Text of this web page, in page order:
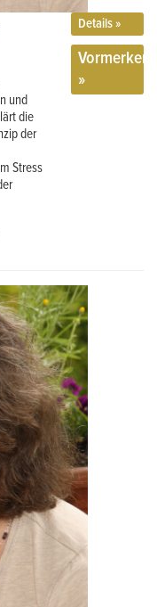
und
die
der
Stress
Details »
Vormerken
»